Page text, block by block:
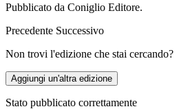
Pubblicato da Coniglio Editore.
Precedente Successivo
Non trovi l'edizione che stai cercando?
Aggiungi un'altra edizione
Stato pubblicato correttamente